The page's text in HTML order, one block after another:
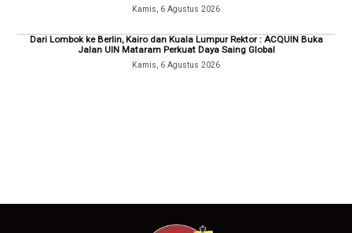
Kamis, 6 Agustus 2026
Dari Lombok ke Berlin, Kairo dan Kuala Lumpur Rektor : ACQUIN Buka
Jalan UIN Mataram Perkuat Daya Saing Global
Kamis, 6 Agustus 2026